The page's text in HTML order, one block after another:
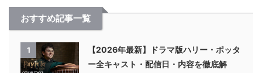
おすすめ記事一覧
1
【2026年最新】ドラマ版ハリー・ポッタ
ー全キャスト・配信日・内容を徹底解